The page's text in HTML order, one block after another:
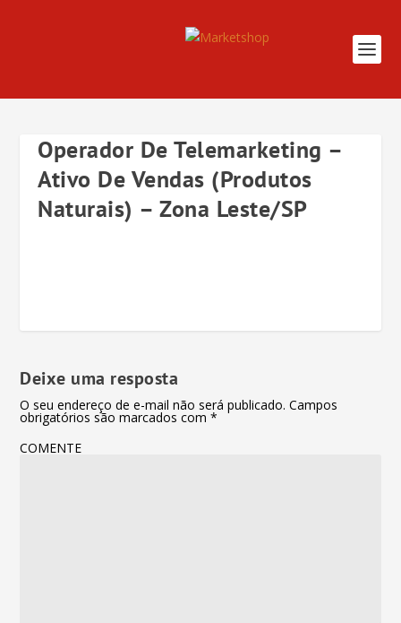
Operador De Telemarketing –
Ativo De Vendas (Produtos
Naturais) – Zona Leste/SP
Deixe uma resposta
O seu endereço de e-mail não será publicado. Campos
obrigatórios são marcados com*
COMENTE